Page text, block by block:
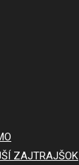
ZAJTRAJŠOK